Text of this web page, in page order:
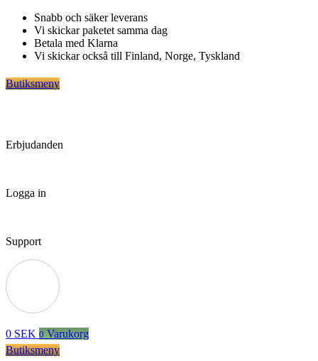
Hoppa
innehåll
Snabb och säker leverans
Vi skickar paketet samma dag
Betala med Klarna
Vi skickar också till Finland, Norge, Tyskland
Butiksmeny
Erbjudanden
Logga in
Support
0 SEK 0 Varukorg
Butiksmeny